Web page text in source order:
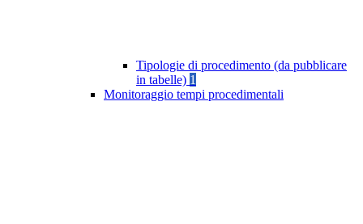
Tipologie di procedimento (da pubblicare
in tabelle) 1
Monitoraggio tempi procedimentali